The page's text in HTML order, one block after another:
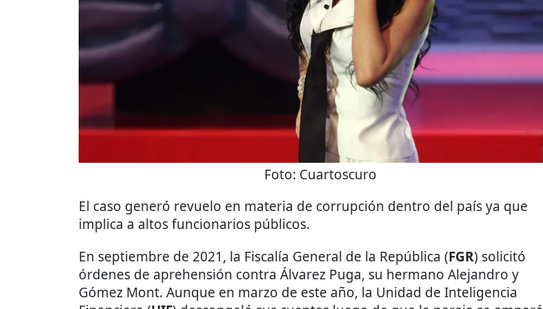
Foto: Cuartoscuro
El caso generó revuelo en materia de corrupción dentro del país ya que
implica a altos funcionarios públicos.
En septiembre de 2021, la Fiscalía General de la República (FGR) solicitó
órdenes de aprehensión contra Álvarez Puga, su hermano Alejandro y
Gómez Mont. Aunque en marzo de este año, la Unidad de Inteligencia